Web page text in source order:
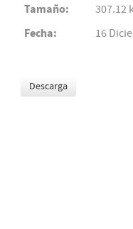
Tamaño:
307.12
Fecha:
16